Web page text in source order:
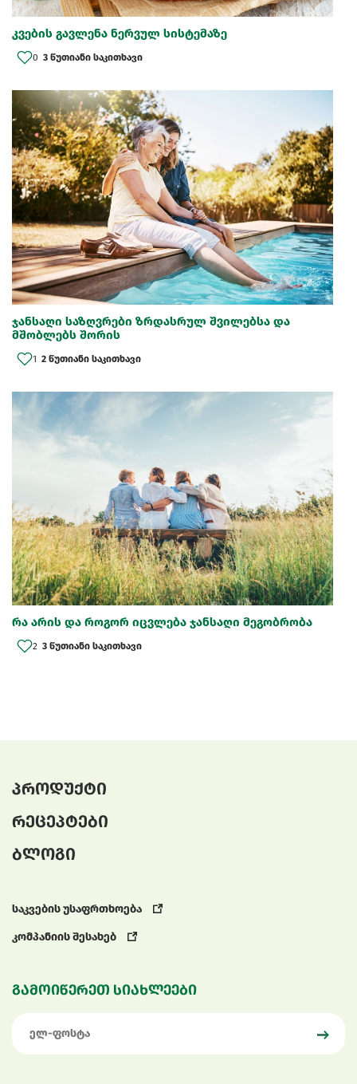
კვების გავლენა ნერვულ სისტემაზე
0 3 წუთიანი საკითხავი
ჯანსაღი საზღვრები ზრდასრულ შვილებსა და
მშობლებს შორის
1 2 წუთიანი საკითხავი
რა არის და როგორ იცვლება ჯანსაღი მეგობრობა
2 3 წუთიანი საკითხავი
პროდუქტი
რეცეპტები
ბლოგი
საკვების უსაფრთხოება
კომპანიის შესახებ
გამოიწერეთ სიახლეები